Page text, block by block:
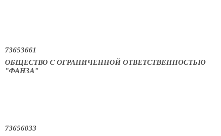
73653661
ОБЩЕСТВО С ОГРАНИЧЕННОЙ ОТВЕТСТВЕННОСТЬЮ
"ФАНЗА"
73656033